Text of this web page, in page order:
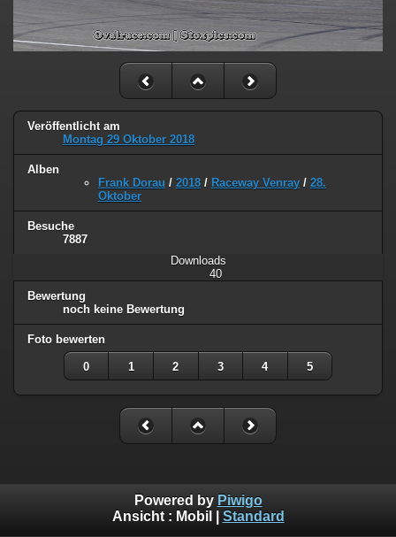
Veröffentlicht am
Montag 29 Oktober 2018
Alben
Frank Dorau / 2018 / Raceway Venray / 28.
Oktober
Besuche
7887
Downloads
40
Bewertung
noch keine Bewertung
Foto bewerten
0 1 2 3 4 5
Powered by Piwigo
Ansicht : Mobil Standard